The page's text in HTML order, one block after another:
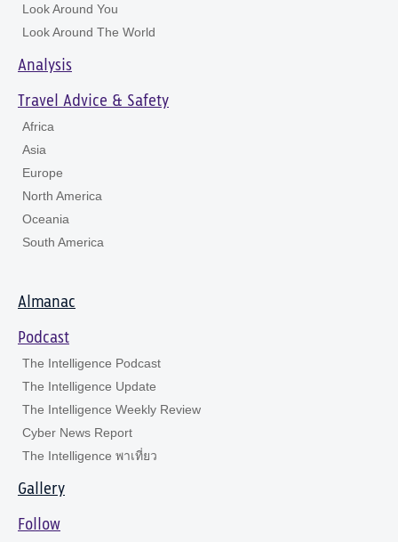
Look Around You
Look Around The World
Analysis
Travel Advice & Safety
Africa
Asia
Europe
North America
Oceania
South America
Almanac
Podcast
The Intelligence Podcast
The Intelligence Update
The Intelligence Weekly Review
Cyber News Report
The Intelligence พาเที่ยว
Gallery
Follow